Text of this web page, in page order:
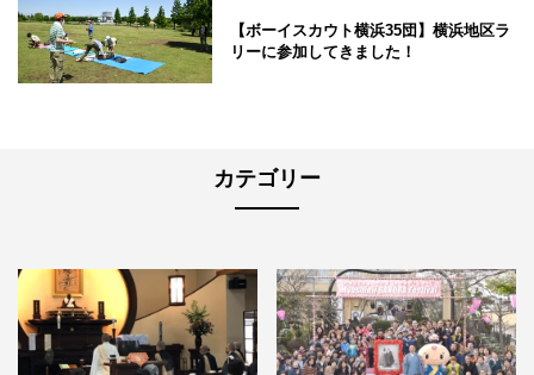
【ボーイスカウト横浜35団】横浜地区ラ
リーに参加してきました！
カテゴリー